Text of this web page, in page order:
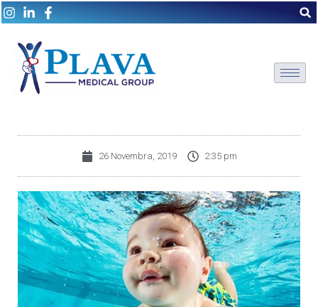
26 Novembra, 2019 2:35 pm